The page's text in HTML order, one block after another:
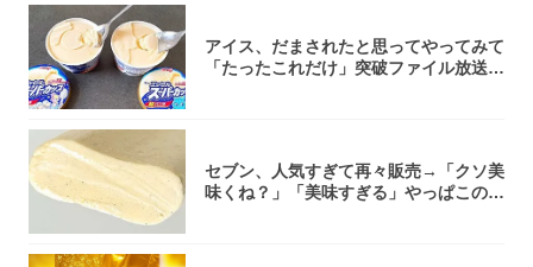
アイス、だまされたと思ってやってみて
「たったこれだけ」突破ファイル放送で
セブン、人気すぎて再々販売→「クソ美
味くね？」「美味すぎる」やっぱこのク